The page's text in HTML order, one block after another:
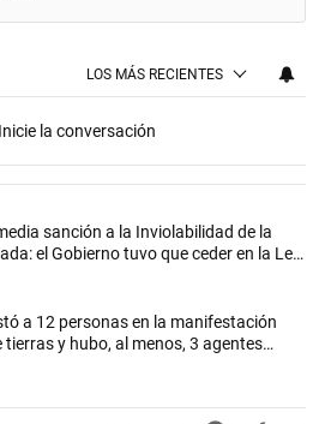
LOS MÁS RECIENTES
Inicie la conversación
con más comentarios en los
el título "El Senado dio media sanción a
sanción a la Inviolabilidad de la
el Gobierno tuvo que ceder en la Ley
el título "La policía arrestó a 12
a 12 personas en la manifestación
tierras y hubo, al menos, 3 agentes